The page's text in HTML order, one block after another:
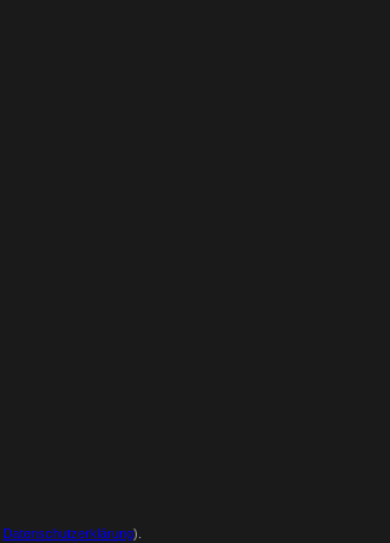
Datenschutzerklärung).